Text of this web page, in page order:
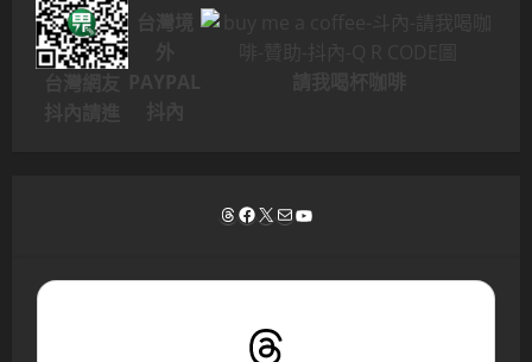
Threads
Facebook
X 電子郵件YouTube